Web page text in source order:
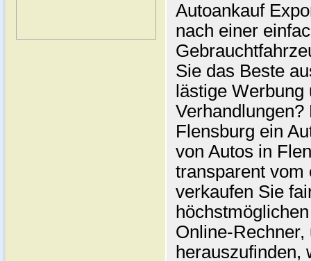
Autoankauf
nach einer
Sie das Beste
lästige
Flensburg ein
von Autos in
transparent vom
verkaufen Sie
Online-
herauszufinden,